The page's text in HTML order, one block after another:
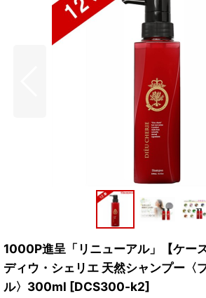
1000P進呈「リニューアル」【ケー
ディウ・シェリエ 天然シャンプー〈
ル〉300ml [DCS300-k2]